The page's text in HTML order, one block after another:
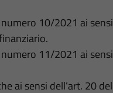
10/2021 ai sensi
11/2021 ai sensi
ai sensi dell’art. 20 del